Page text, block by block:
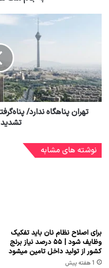
تهران پناهگاه ندارد/
نوشته های مشابه
برای اصلاح نظام نان باید تفکیک
وظایف شود | ۵۵ درصد نیاز برنج
کشور از تولید داخل تامین میشود
1 هفته پیش